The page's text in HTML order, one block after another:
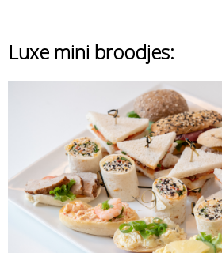
Luxe mini broodjes: